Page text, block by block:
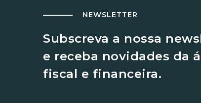
NEWSLETTER
Subscreva a nossa
e receba novidades da
fiscal e financeira.